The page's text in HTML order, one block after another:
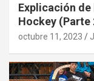
Explicación de
Hockey (Parte
octubre 11, 2023